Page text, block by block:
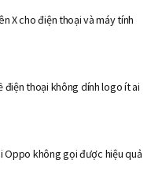
X cho điện thoại và máy tính
thoại không dính logo ít ai
Oppo không gọi được hiệu quả